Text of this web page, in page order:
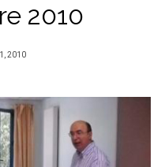
2010
2010